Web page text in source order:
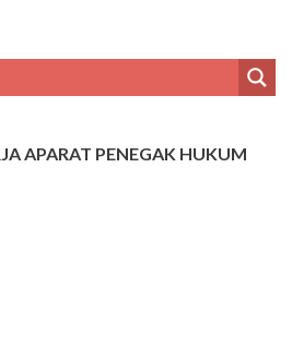
APARAT PENEGAK HUKUM